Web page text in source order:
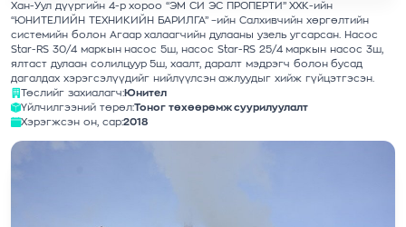
Хан-Уул дүүргийн 4-р хороо “ЭМ СИ ЭС ПРОПЕРТИ” ХХК-ийн
“ЮНИТЕЛИЙН ТЕХНИКИЙН БАРИЛГА” –ийн Салхивчийн хөргөлтийн
системийн болон Агаар халаагчийн дулааны узель угсарсан. Насос
Star-RS 30/4 маркын насос 5ш, насос Star-RS 25/4 маркын насос 3ш,
ялтаст дулаан солилцуур 5ш, хаалт, даралт мэдрэгч болон бусад
дагалдах хэрэгсэлүүдийг нийлүүлсэн ажлуудыг хийж гүйцэтгэсэн.
Төслийг захиалагч:Юнител
Үйлчилгээний төрөл:Тоног төхөөрөмж суурилуулалт
Хэрэгжсэн он, сар:2018